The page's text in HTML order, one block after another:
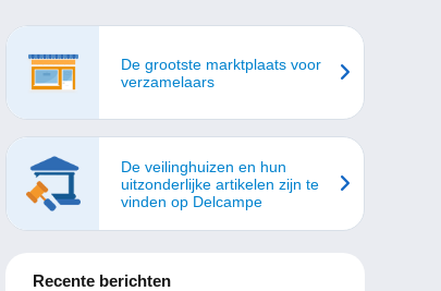
De grootste marktplaats voor
verzamelaars
De veilinghuizen en hun
uitzonderlijke artikelen zijn te
vinden op Delcampe
Recente berichten